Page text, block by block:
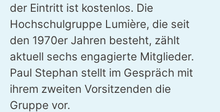
der Eintritt ist kostenlos. Die
Hochschulgruppe Lumière, die seit
den 1970er Jahren besteht, zählt
aktuell sechs engagierte Mitglieder.
Paul Stephan stellt im Gespräch mit
ihrem zweiten Vorsitzenden die
Gruppe vor.